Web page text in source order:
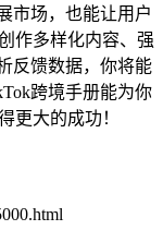
市场，也能让用户
作多样化内容、强
反馈数据，你将能
跨境手册能为你
更大的成功！